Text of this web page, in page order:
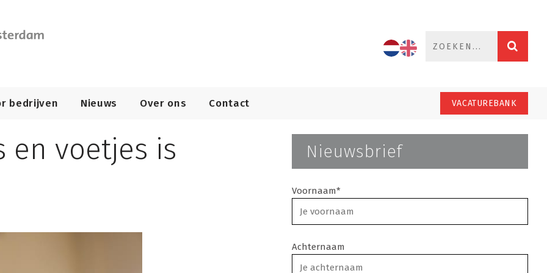
bedrijven Nieuws Over ons Contact VACATUREBANK
en voetjes is Nieuwsbrief
Voornaam*
Achternaam